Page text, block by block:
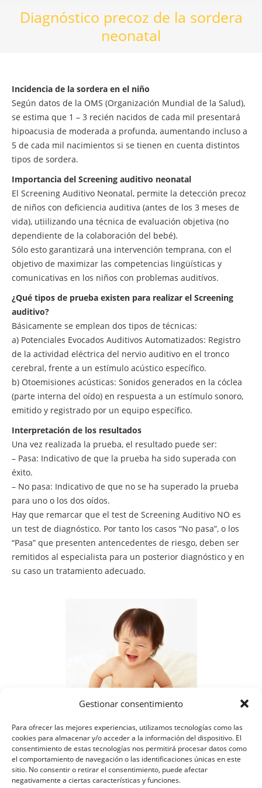
Gestionar consentimiento
Para ofrecer las mejores experiencias, utilizamos tecnologías como las
cookies para almacenar y/o acceder a la información del dispositivo. El
consentimiento de estas tecnologías nos permitirá procesar datos como
el comportamiento de navegación o las identificaciones únicas en este
sitio. No consentir o retirar el consentimiento, puede afectar
negativamente a ciertas características y funciones.
Diagnóstico precoz de la sordera
neonatal
Incidencia de la sordera en el niño
Según datos de la OMS (Organización Mundial de la Salud),
se estima que 1 – 3 recién nacidos de cada mil presentará
hipoacusia de moderada a profunda, aumentando incluso a
5 de cada mil nacimientos si se tienen en cuenta distintos
tipos de sordera.
Importancia del Screening auditivo neonatal
El Screening Auditivo Neonatal, permite la detección precoz
de niños con deficiencia auditiva (antes de los 3 meses de
vida), utiilizando una técnica de evaluación objetiva (no
dependiente de la colaboración del bebé).
Sólo esto garantizará una intervención temprana, con el
objetivo de maximizar las competencias lingüísticas y
comunicativas en los niños con problemas auditívos.
¿Qué tipos de prueba existen para realizar el Screening
auditivo?
Básicamente se emplean dos tipos de técnicas:
a) Potenciales Evocados Auditivos Automatizados: Registro
de la actividad eléctrica del nervio auditivo en el tronco
cerebral, frente a un estímulo acústico específico.
b) Otoemisiones acústicas: Sonidos generados en la cóclea
(parte interna del oído) en respuesta a un estímulo sonoro,
emitido y registrado por un equipo específico.
Interpretación de los resultados
Una vez realizada la prueba, el resultado puede ser:
– Pasa: Indicativo de que la prueba ha sido superada con
éxito.
– No pasa: Indicativo de que no se ha superado la prueba
para uno o los dos oídos.
Hay que remarcar que el test de Screening Auditivo NO es
un test de diagnóstico. Por tanto los casos “No pasa”, o los
“Pasa” que presenten antencedentes de riesgo, deben ser
remitidos al especialista para un posterior diagnóstico y en
su caso un tratamiento adecuado.